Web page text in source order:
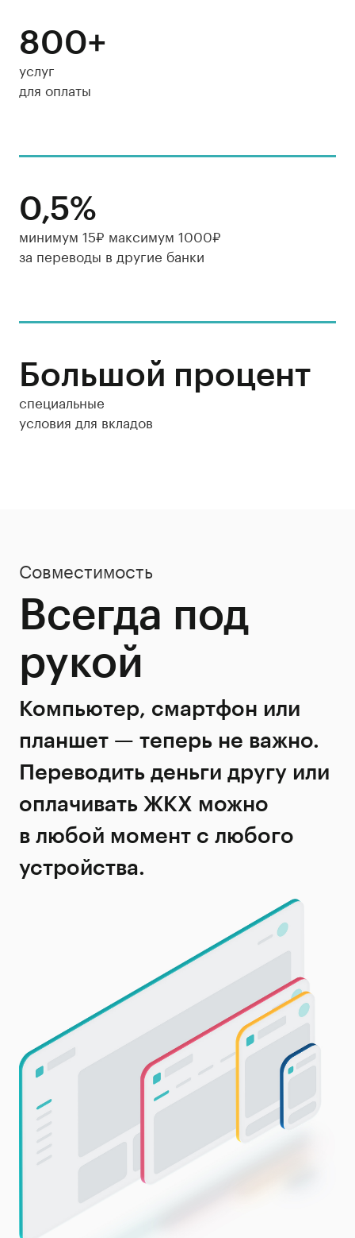
800+
услуг
для оплаты
0,5%
минимум 15₽ максимум 1000₽
за переводы в другие банки
Большой процент
специальные
условия для вкладов
Совместимость
Всегда под
рукой
Компьютер, смартфон или
планшет — теперь не важно.
Переводить деньги другу или
оплачивать ЖКХ можно
в любой момент с любого
устройства.